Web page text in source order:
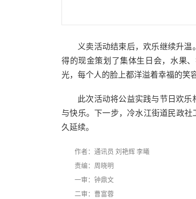
义卖活动结束后，欢乐继续升
得的现金策划了集体生日会，水果
光，每个人的脸上都洋溢着幸福的笑容
此次活动将公益实践与节日欢
与快乐。下一步，冷水江街道民政
久延续。
作者：通讯员 刘艳辉 李曦​
责编：周晓明
一审：钟鼎文
二审：曹富蓉